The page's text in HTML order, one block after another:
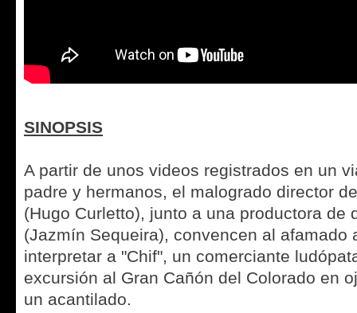
SINOPSIS
A partir de unos videos registrados en un
padre y hermanos, el malogrado director
(Hugo Curletto), junto a una productora de
(Jazmín Sequeira), convencen al afamado
interpretar a "Chif", un comerciante
excursión al Gran Cañón del Colorado en
un acantilado.